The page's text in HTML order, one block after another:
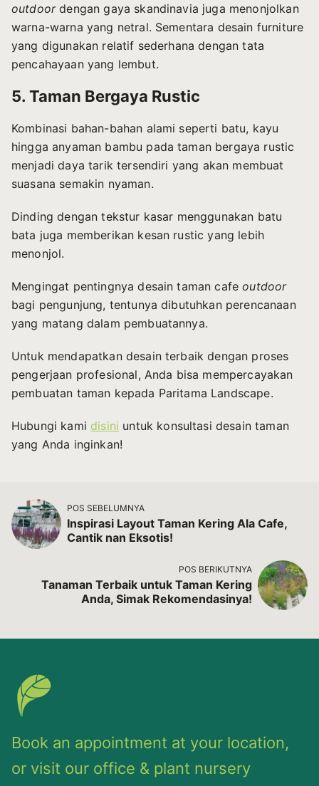
outdoordengan gaya skandinavia juga menonjolkan
warna-warna yang netral. Sementara desain furniture
yang digunakan relatif sederhana dengan tata
pencahayaan yang lembut.
5. Taman Bergaya Rustic
Kombinasi bahan-bahan alami seperti batu, kayu
hingga anyaman bambu pada taman bergaya rustic
menjadi daya tarik tersendiri yang akan membuat
suasana semakin nyaman.
Dinding dengan tekstur kasar menggunakan batu
bata juga memberikan kesan rustic yang lebih
menonjol.
Mengingat pentingnyadesain taman cafeoutdoor
bagi pengunjung, tentunya dibutuhkan perencanaan
yang matang dalam pembuatannya.
Untuk mendapatkan desain terbaik dengan proses
pengerjaan profesional, Anda bisa mempercayakan
pembuatan taman kepada Paritama Landscape.
Hubungi kami disini untuk konsultasi desain taman
yang Anda inginkan!
POS SEBELUMNYA
Inspirasi Layout Taman Kering Ala Cafe,
Cantik nan Eksotis!
POS BERIKUTNYA
Tanaman Terbaik untuk Taman Kering
Anda, Simak Rekomendasinya!
Book an appointment at your location,
or visit our office & plant nursery